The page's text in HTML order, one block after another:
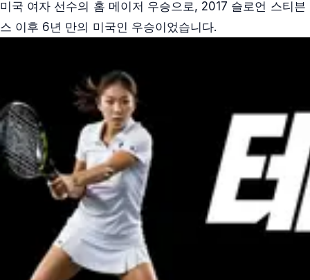
미국 여자 선수의 홈 메이저 우승으로, 2017 슬로언 스티븐
스 이후 6년 만의 미국인 우승이었습니다.